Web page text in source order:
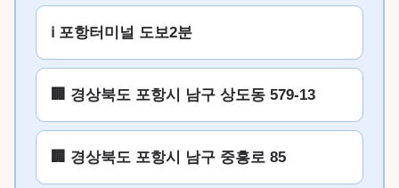
ℹ️ 포항터미널 도보2분
🏢 경상북도 포항시 남구 상도동 579-13
🏢 경상북도 포항시 남구 중흥로 85